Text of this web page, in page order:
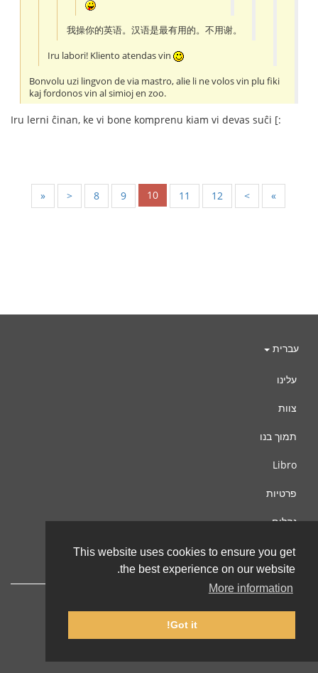
This website uses cookies to ensure you get
the best experience on our website.
More information
Got it!
我操你的英语。汉语是最有用的。不用谢。
Iru labori! Kliento atendas vin
Bonvolu uzi lingvon de via mastro, alie li ne volos vin plu fiki
kaj fordonos vin al simioj en zoo.
Iru lerni ĉinan, ke vi bone komprenu kiam vi devas suĉi [:
« < 8 9 10 11 12 > »
עברית
עלינו
צוות
תמוך בנו
Libro
פרטיות
נהלים
צור קשר
© 2002-2026 lernu.net |Impressum